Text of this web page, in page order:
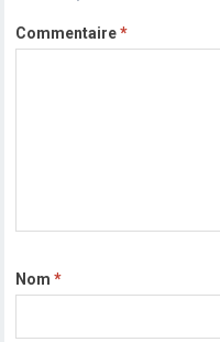
Commentaire*
Nom*